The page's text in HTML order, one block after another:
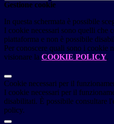
Gestione cookie
In questa schermata è possibile
I cookie necessari sono quelli che
piattaforma e non è possibile
Per conoscere quali sono i cookie
visionare la COOKIE POLICY.
Cookie necessari per il
I cookie necessari per il
disabilitati. È possibile consultare
policy.